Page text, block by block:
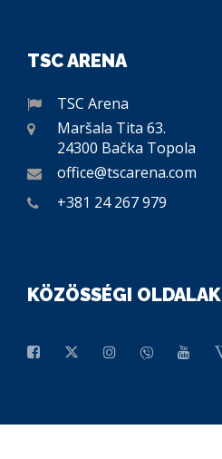
TSC ARENA
TSC Arena
Maršala Tita 63.
24300 Bačka Topola
office@tscarena.com
+381 24 267 979
KÖZÖSSÉGI OLDALAK